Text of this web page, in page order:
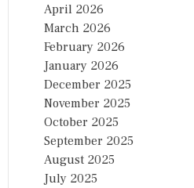
April 2026
March 2026
February 2026
January 2026
December 2025
November 2025
October 2025
September 2025
August 2025
July 2025